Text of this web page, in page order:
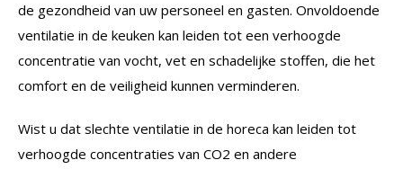
de gezondheid van uw personeel en gasten. Onvoldoende
ventilatie in de keuken kan leiden tot een verhoogde
concentratie van vocht, vet en schadelijke stoffen, die het
comfort en de veiligheid kunnen verminderen.
Wist u dat slechte ventilatie in de horeca kan leiden tot
verhoogde concentraties van CO2 en andere